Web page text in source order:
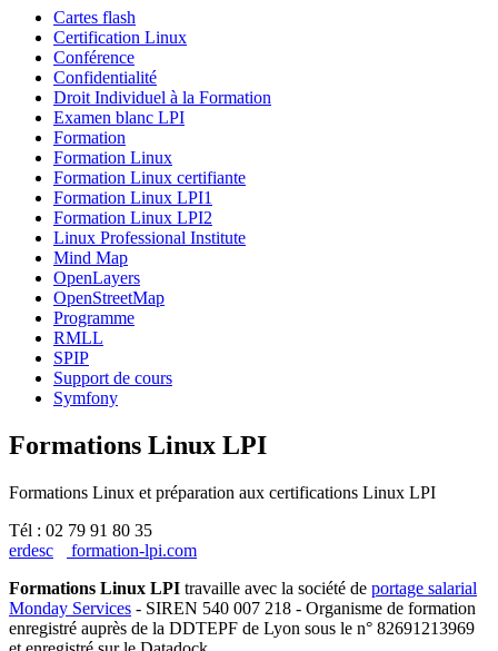
Cartes flash
Certification Linux
Conférence
Confidentialité
Droit Individuel à la Formation
Examen blanc LPI
Formation
Formation Linux
Formation Linux certifiante
Formation Linux LPI1
Formation Linux LPI2
Linux Professional Institute
Mind Map
OpenLayers
OpenStreetMap
Programme
RMLL
SPIP
Support de cours
Symfony
Formations Linux LPI
Formations Linux et préparation aux certifications Linux LPI
Tél : 02 79 91 80 35
erdesc
formation-lpi.com
Formations Linux LPI travaille avec la société de portage salarial
Monday Services - SIREN 540 007 218 - Organisme de formation
enregistré auprès de la DDTEPF de Lyon sous le n° 82691213969